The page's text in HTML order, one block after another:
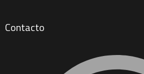
Contacto